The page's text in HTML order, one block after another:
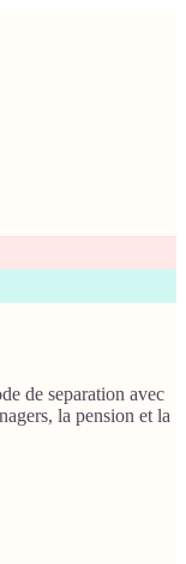
de separation avec
la pension et la